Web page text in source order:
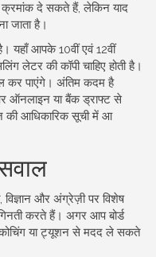
दे सकते हैं, लेकिन याद
जाता है।
यहाँ आपके 10वीं एवं 12वीं
लेटर की कॉपी चाहिए होती है।
कर पाएंगे। अंतिम कदम है
ऑनलाइन या बैंक ड्राफ्ट से
की आधिकारिक सूची में आ
और अंग्रेज़ी पर विशेष
करते हैं। अगर आप बोर्ड
कोचिंग या ट्यूशन से मदद ले सकते